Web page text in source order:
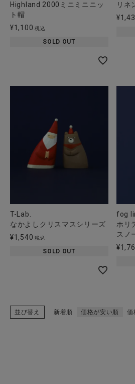
Highland 2000ミニミニニッ
ト帽
¥1,100 税込
SOLD OUT
リネ
¥
T-Lab.
なかよしクリスマスシリーズ
¥1,540 税込
SOLD OUT
fog
ホリ
スノ
¥
並び替え 新着順 価格が安い順 価